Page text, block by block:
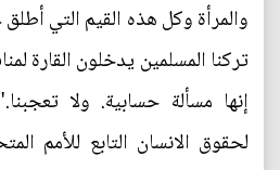
والمرأة وكل هذه القيم التي
تركنا المسلمين يدخلون القارة
إنها مسألة حسابية. ولا
لحقوق الانسان التابع للأمم